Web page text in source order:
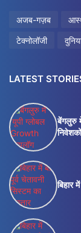
अजब-गज़ब
टेक्नोलॉजी
LATEST
बेंगलुरु
बिहार